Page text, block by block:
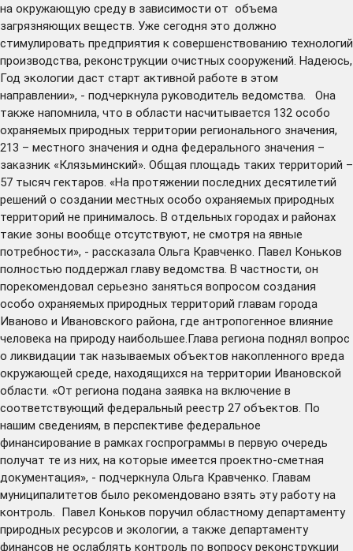
на окружающую среду в зависимости от объема
загрязняющих веществ. Уже сегодня это должно
стимулировать предприятия к совершенствованию технологий
производства, реконструкции очистных сооружений. Надеюсь,
Год экологии даст старт активной работе в этом
направлении», - подчеркнула руководитель ведомства. Она
также напомнила, что в области насчитывается 132 особо
охраняемых природных территории регионального значения,
213 – местного значения и одна федерального значения –
заказник «Клязьминский». Общая площадь таких территорий –
57 тысяч гектаров. «На протяжении последних десятилетий
решений о создании местных особо охраняемых природных
территорий не принималось. В отдельных городах и районах
такие зоны вообще отсутствуют, не смотря на явные
потребности», - рассказала Ольга Кравченко. Павел Коньков
полностью поддержал главу ведомства. В частности, он
порекомендовал серьезно заняться вопросом создания
особо охраняемых природных территорий главам города
Иваново и Ивановского района, где антропогенное влияние
человека на природу наибольшее.Глава региона поднял вопрос
о ликвидации так называемых объектов накопленного вреда
окружающей среде, находящихся на территории Ивановской
области. «От региона подана заявка на включение в
соответствующий федеральный реестр 27 объектов. По
нашим сведениям, в перспективе федеральное
финансирование в рамках госпрограммы в первую очередь
получат те из них, на которые имеется проектно-сметная
документация», - подчеркнула Ольга Кравченко. Главам
муниципалитетов было рекомендовано взять эту работу на
контроль. Павел Коньков поручил областному департаменту
природных ресурсов и экологии, а также департаменту
финансов не ослаблять контроль по вопросу реконструкции